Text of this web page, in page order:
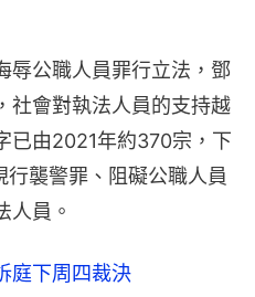
辱公職人員罪行立法，鄧
社會對執法人員的支持越
已由2021年約370宗，下
襲警罪、阻礙公職人員
人員。
庭下周四裁決